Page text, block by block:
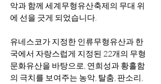
악과 함께 세계무형유산축제의 무대 위
에 선을 긋게 되었습니다.
유네스코가 지정한 인류무형유산과 한
국에서 자랑스럽게 지정된 22개의 무형
문화유산을 바탕으로, 연희성과 황홀함
의 극치를 보여주는 농악, 탈춤, 판소리,